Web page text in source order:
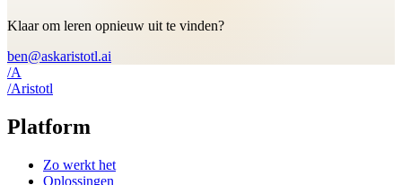
Klaar om leren opnieuw uit te vinden?
ben@askaristotl.ai
/A
/Aristotl
Platform
Zo werkt het
Oplossingen